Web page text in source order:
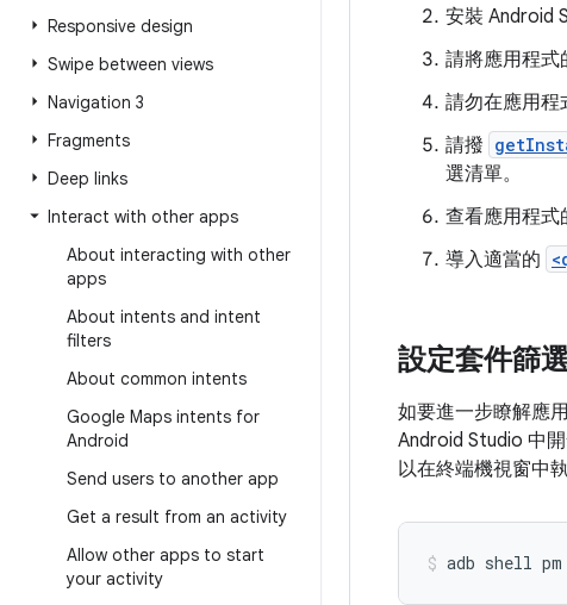
Responsive design
Swipe between views
Navigation 3
Fragments
Deep links
Interact with other apps
About interacting with other
apps
About intents and intent
filters
About common intents
Google Maps intents for
Android
Send users to another app
Get a result from an activity
Allow other apps to start
your activity
安裝 Android
請將應用程式
請勿在應用程
請撥
選清單。
查看應用程式
導入適當的
設定套件篩
如要進一步瞭解應
Android Studio 中
以在終端機視窗中
adb shell